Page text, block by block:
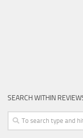
SEARCH WITHIN